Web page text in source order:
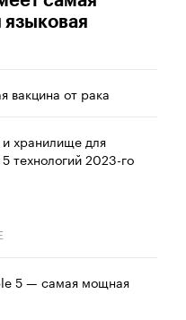
языковая
вакцина от рака
хранилище для
технологий 2023-го
5 — самая мощная